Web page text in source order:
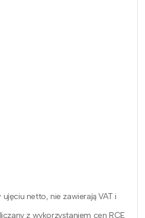
netto, nie zawierają VAT i
z wykorzystaniem cen RCE